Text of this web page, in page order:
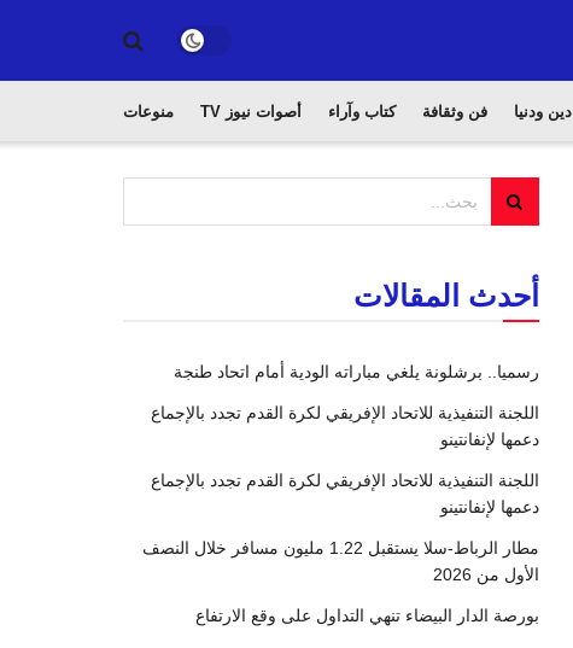
دين ودنيا فن وثقافة كتاب وآراء أصوات نيوز TV منوعات
أحدث المقالات
رسميا.. برشلونة يلغي مباراته الودية أمام اتحاد طنجة
اللجنة التنفيذية للاتحاد الإفريقي لكرة القدم تجدد بالإجماع
دعمها لإنفانتينو
اللجنة التنفيذية للاتحاد الإفريقي لكرة القدم تجدد بالإجماع
دعمها لإنفانتينو
مطار الرباط-سلا يستقبل 1.22 مليون مسافر خلال النصف
الأول من 2026
بورصة الدار البيضاء تنهي التداول على وقع الارتفاع